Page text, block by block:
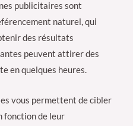
publicitaires sont
naturel, qui
des résultats
peuvent attirer des
en quelques heures.
vous permettent de cibler
fonction de leur